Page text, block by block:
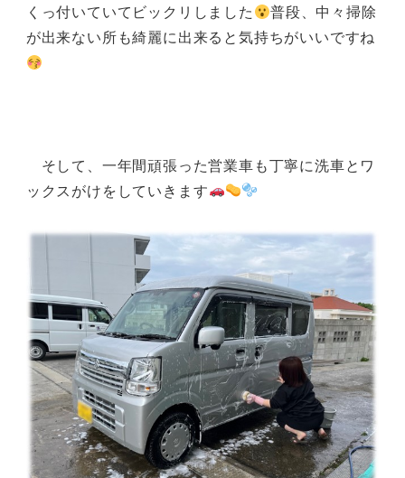
くっ付いていてビックリしました
普段、中々掃除
が出来ない所も綺麗に出来ると気持ちがいいですね
そして、一年間頑張った営業車も丁寧に洗車とワ
ックスがけをしていきます